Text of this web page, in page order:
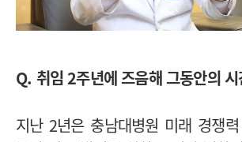
Q. 취임 2주년에 즈음해 그동안의
지난 2년은 충남대병원 미래 경쟁